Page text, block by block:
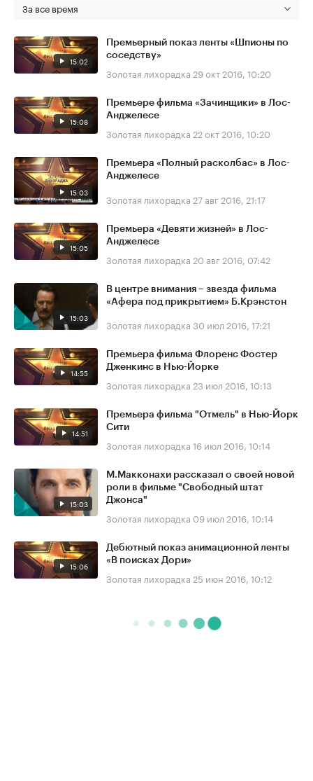
За все время
15:02
Премьерный показ ленты «Шпионы по
соседству»
Золотая лихорадка 29 окт 2016, 10:20
15:08
Премьере фильма «Зачинщики» в Лос-
Анджелесе
Золотая лихорадка 22 окт 2016, 10:20
15:03
Премьера «Полный расколбас» в Лос-
Анджелесе
Золотая лихорадка 27 авг 2016, 21:17
15:05
Премьера «Девяти жизней» в Лос-
Анджелесе
Золотая лихорадка 20 авг 2016, 07:42
15:03
В центре внимания – звезда фильма
«Афера под прикрытием» Б.Крэнстон
Золотая лихорадка 30 июл 2016, 17:21
14:55
Премьера фильма Флоренс Фостер
Дженкинс в Нью-Йорке
Золотая лихорадка 23 июл 2016, 10:13
14:51
Премьера фильма "Отмель" в Нью-Йорк
Сити
Золотая лихорадка 16 июл 2016, 10:14
15:03
М.Макконахи рассказал о своей новой
роли в фильме "Свободный штат
Джонса"
Золотая лихорадка 09 июл 2016, 10:14
15:06
Дебютный показ анимационной ленты
«В поисках Дори»
Золотая лихорадка 25 июн 2016, 10:12